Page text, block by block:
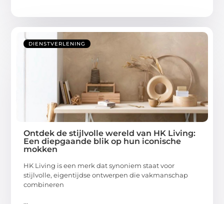
DIENSTVERLENING
Ontdek de stijlvolle wereld van HK Living:
Een diepgaande blik op hun iconische
mokken
HK Living is een merk dat synoniem staat voor
stijlvolle, eigentijdse ontwerpen die vakmanschap
combineren
...